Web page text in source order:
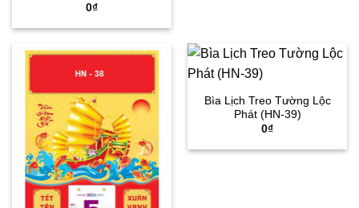
0₫
Bìa Lịch Treo Tường Lộc
Phát (HN-39)
0₫